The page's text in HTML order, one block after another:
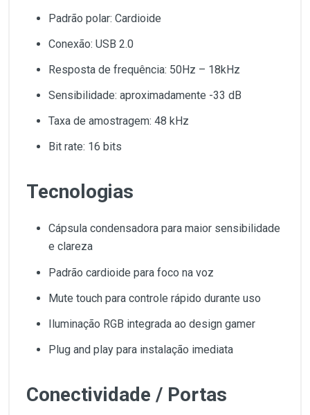
Padrão polar: Cardioide
Conexão: USB 2.0
Resposta de frequência: 50Hz – 18kHz
Sensibilidade: aproximadamente -33 dB
Taxa de amostragem: 48 kHz
Bit rate: 16 bits
Tecnologias
Cápsula condensadora para maior sensibilidade
e clareza
Padrão cardioide para foco na voz
Mute touch para controle rápido durante uso
Iluminação RGB integrada ao design gamer
Plug and play para instalação imediata
Conectividade / Portas